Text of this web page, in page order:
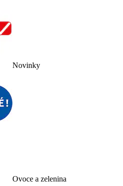
Novinky
Ovoce a zelenina